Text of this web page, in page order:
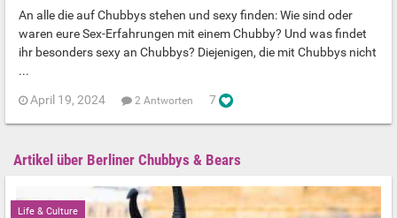
An alle die auf Chubbys stehen und sexy finden: Wie sind oder
waren eure Sex-Erfahrungen mit einem Chubby? Und was findet
ihr besonders sexy an Chubbys? Diejenigen, die mit Chubbys nicht
...
April 19, 2024 2 Antworten 7
Artikel über Berliner Chubbys & Bears
Life & Culture